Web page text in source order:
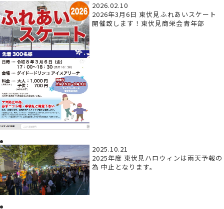
2026.02.10
2026年3月6日 東伏見ふれあいスケート
開催致します！東伏見商栄会青年部
2025.10.21
2025年度 東伏見ハロウィンは雨天予報の
為 中止となります。